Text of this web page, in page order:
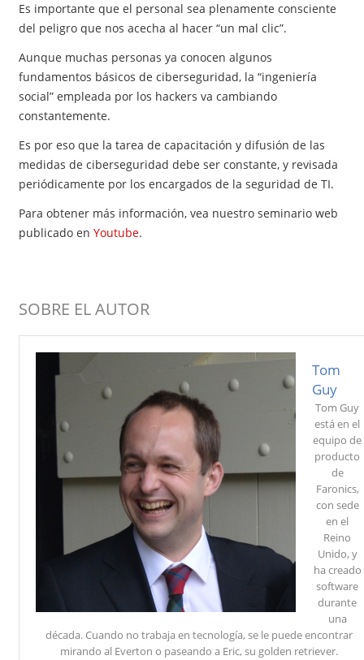
Es importante que el personal sea plenamente consciente
del peligro que nos acecha al hacer “un mal clic”.
Aunque muchas personas ya conocen algunos
fundamentos básicos de ciberseguridad, la “ingeniería
social” empleada por los hackers va cambiando
constantemente.
Es por eso que la tarea de capacitación y difusión de las
medidas de ciberseguridad debe ser constante, y revisada
periódicamente por los encargados de la seguridad de TI.
Para obtener más información, vea nuestro seminario web
publicado en Youtube.
SOBRE EL AUTOR
Tom
Guy
Tom Guy
está en el
equipo de
producto
de
Faronics,
con sede
en el
Reino
Unido, y
ha creado
software
durante
una
década. Cuando no trabaja en tecnología, se le puede encontrar
mirando al Everton o paseando a Eric, su golden retriever.